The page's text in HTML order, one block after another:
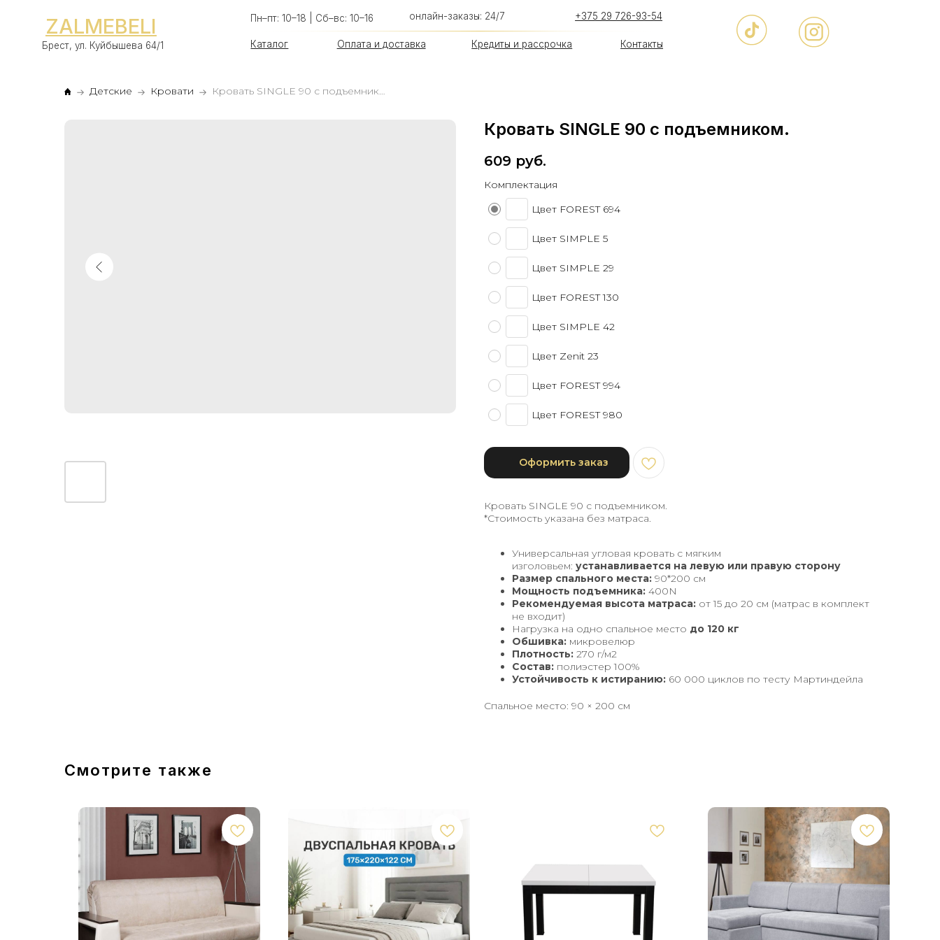
ZALMEBELI
Брест, ул. Куйбышева 64/1
+375 29 726-93-54
онлайн-заказы: 24/7
Пн–пт: 10–18 | Сб–вс: 10–16
Кредиты и рассрочка
Оплата и доставка
Каталог
Детские Кровати Кровать SINGLE 90 с подъемником.
Кровать SINGLE 90 с подъемником.
609 руб.
Комплектация
Цвет FOREST 694
Цвет SIMPLE 5
Цвет SIMPLE 29
Цвет FOREST 130
Цвет SIMPLE 42
Цвет Zenit 23
Цвет FOREST 994
Цвет FOREST 980
Оформить заказ
Кровать SINGLE 90 с подъемником.
*Стоимость указана без матраса.
Универсальная угловая кровать с мягким
изголовьем: устанавливается на левую или правую сторону
Размер спального места: 90*200 см
Мощность подъемника: 400N
Рекомендуемая высота матраса: от 15 до 20 см (матрас в комплект
не входит)
Нагрузка на одно спальное место до 120 кг
Обшивка: микровелюр
Плотность: 270 г/м2
Состав: полиэстер 100%
Устойчивость к истиранию: 60 000 циклов по тесту Мартиндейла
Спальное место: 90 × 200 см
Смотрите также